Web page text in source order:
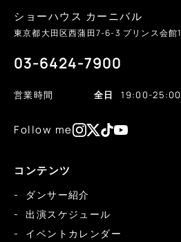
ショーハウス カーニバル
東京都大田区西蒲田7-6-3 プリンス会館
03-6424-7900
営業時間 全日 19:00-25:00
Follow me
コンテンツ
ダンサー紹介
出演スケジュール
イベントカレンダー